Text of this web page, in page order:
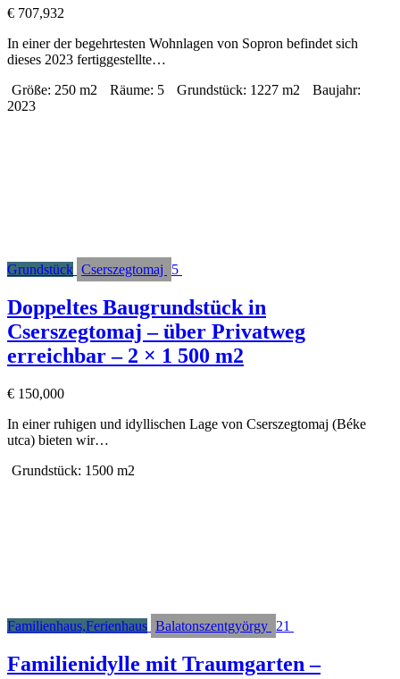
€ 707,932
In einer der begehrtesten Wohnlagen von Sopron befindet sich
dieses 2023 fertiggestellte…
Größe: 250 m2 Räume: 5 Grundstück: 1227 m2
Baujahr:
2023
Grundstück Cserszegtomaj 5
Doppeltes Baugrundstück in
Cserszegtomaj – über Privatweg
erreichbar – 2 × 1 500 m2
€ 150,000
In einer ruhigen und idyllischen Lage von Cserszegtomaj (Béke
utca) bieten wir…
Grundstück: 1500 m2
Familienhaus,Ferienhaus Balatonszentgyörgy 21
Familienidylle mit Traumgarten –